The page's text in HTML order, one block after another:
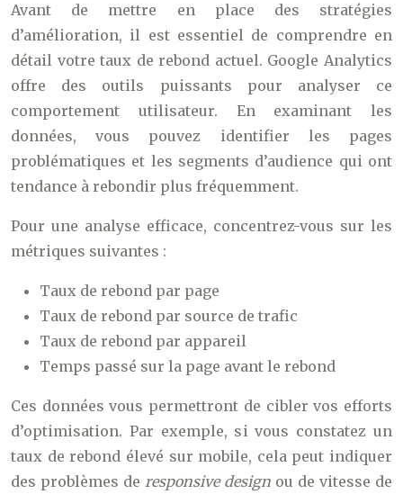
Avant de mettre en place des stratégies
d’amélioration, il est essentiel de comprendre en
détail votre taux de rebond actuel. Google Analytics
offre des outils puissants pour analyser ce
comportement utilisateur. En examinant les
données, vous pouvez identifier les pages
problématiques et les segments d’audience qui ont
tendance à rebondir plus fréquemment.
Pour une analyse efficace, concentrez-vous sur les
métriques suivantes :
Taux de rebond par page
Taux de rebond par source de trafic
Taux de rebond par appareil
Temps passé sur la page avant le rebond
Ces données vous permettront de cibler vos efforts
d’optimisation. Par exemple, si vous constatez un
taux de rebond élevé sur mobile, cela peut indiquer
des problèmes de responsive design ou de vitesse de